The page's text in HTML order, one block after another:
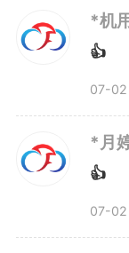
重认可。
“路虽远
目标拆解
脚踏实地
现。”贺冉
*机
👍
07-02
*月
👍
07-02